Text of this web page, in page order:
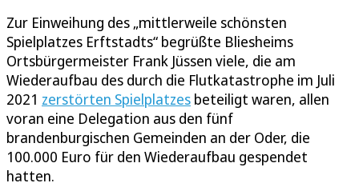
Zur Einweihung des „mittlerweile schönsten
Spielplatzes Erftstadts“ begrüßte Bliesheims
Ortsbürgermeister Frank Jüssen viele, die am
Wiederaufbau des durch die Flutkatastrophe im Juli
2021 zerstörten Spielplatzes beteiligt waren, allen
voran eine Delegation aus den fünf
brandenburgischen Gemeinden an der Oder, die
100.000 Euro für den Wiederaufbau gespendet
hatten.